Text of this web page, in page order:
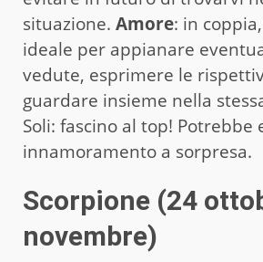
situazione. Amore: in
ideale per appianare
vedute, esprimere le
guardare insieme nella
Soli: fascino al top! Potrebbe
innamoramento a sorpresa.
Scorpione (24
novembre)